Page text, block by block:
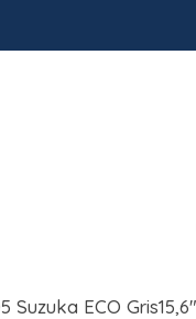
Suzuka ECO Gris15,6"